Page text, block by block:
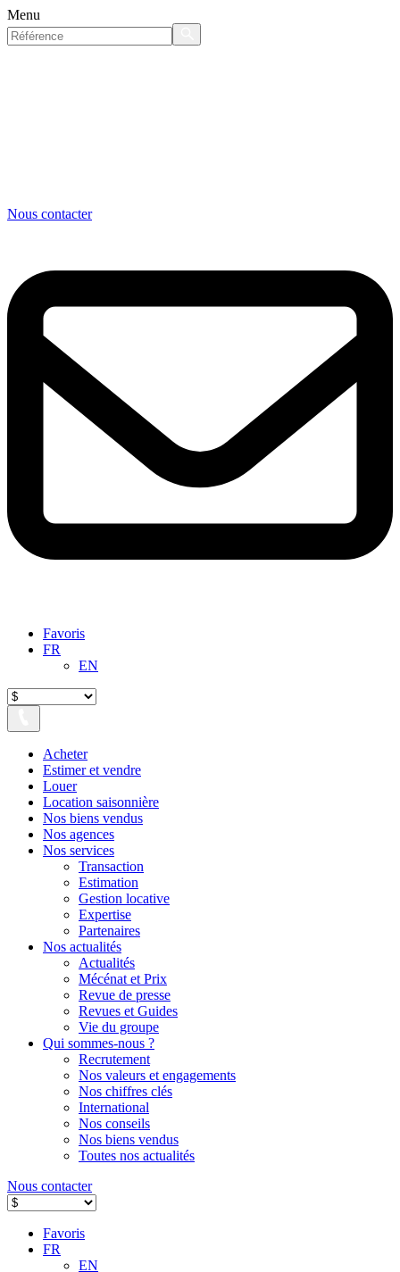
Menu
Nous contacter
Favoris
FR
EN
Acheter
Estimer et vendre
Louer
Location saisonnière
Nos biens vendus
Nos agences
Nos services
Transaction
Estimation
Gestion locative
Expertise
Partenaires
Nos actualités
Actualités
Mécénat et Prix
Revue de presse
Revues et Guides
Vie du groupe
Qui sommes-nous ?
Recrutement
Nos valeurs et engagements
Nos chiffres clés
International
Nos conseils
Nos biens vendus
Toutes nos actualités
Nous contacter
Favoris
FR
EN